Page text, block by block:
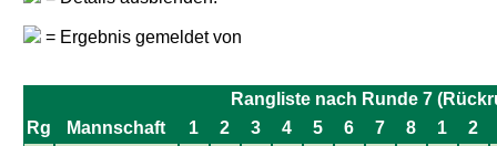
= Ergebnis gemeldet von
Rangliste nach Runde 7
Rg
Mannschaft 1 2 3 4 5 6 7 8 1 2